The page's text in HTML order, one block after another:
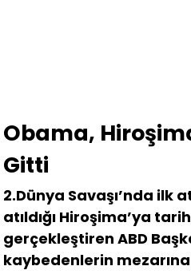
Obama,
Gitti
2.Dünya Savaşı’nda ilk
atıldığı Hiroşima’ya
gerçekleştiren ABD
kaybedenlerin mezarına